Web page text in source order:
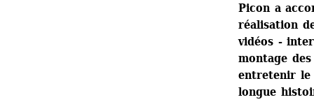
Picon a
réalisation
vidéos -
montage
entretenir le
longue